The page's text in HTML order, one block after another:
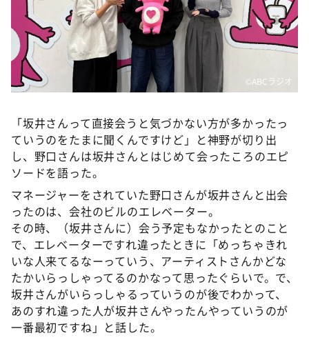
新婚さんいらっしゃい！
ポツンと一軒家
ザキ山小屋本館
ぺこぱのまるスポ
©️ABCラジオ
「坂井さんって直接会うと気づかない方が多かったっ
ていうのをたまに聞くんですけど」と神野が切り出
し、野口さんは坂井さんとはじめて会ったころのエピ
ソードを語った。
マネージャーをされていた野口さんが坂井さんと出会
ったのは、会社のビルのエレベーター。
その時、（坂井さんに）会う予定もなかったとのこと
で、エレベーターですれ違ったときに「めっちゃきれ
いな人来てるなーっていう、アーティストさんかどな
たかいらっしゃってるのかなって思ったぐらいで。で、
坂井さんがいらっしゃるっていうのが後でわかって、
あのすれ違った人が坂井さんやったんやっていうのが
一番最初ですね」と話した。